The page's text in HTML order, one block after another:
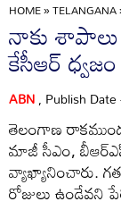
HOME»TELANGANA
నాకు
కేసీఆర్ ధ్వజం
ABN, Publish
తెలంగాణ
మాజీ సీఎం, బీఆర్ఎస్
వ్యాఖ్యానించారు.
రోజులు ఉండేవని